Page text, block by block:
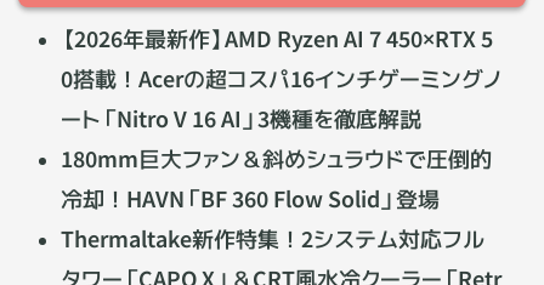
【2026年最新作】AMD Ryzen AI 7 450×RTX 5
0搭載！Acerの超コスパ16インチゲーミングノ
ート「Nitro V 16 AI」3機種を徹底解説
180mm巨大ファン＆斜めシュラウドで圧倒的
冷却！HAVN「BF 360 Flow Solid」登場
Thermaltake新作特集！2システム対応フル